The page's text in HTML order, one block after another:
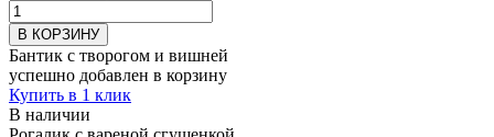
В КОРЗИНУ
Бантик с творогом и вишней
успешно добавлен в корзину
Купить в 1 клик
В наличии